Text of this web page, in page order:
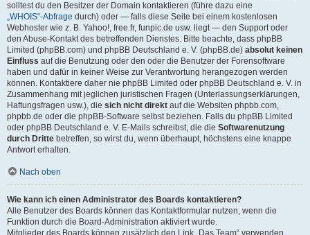
solltest du den Besitzer der Domain kontaktieren (führe dazu eine
„WHOIS“-Abfrage durch) oder — falls diese Seite bei einem kostenlosen
Webhoster wie z. B. Yahoo!, free.fr, funpic.de usw. liegt — den Support oder
den Abuse-Kontakt des betreffenden Dienstes. Bitte beachte, dass phpBB
Limited (phpBB.com) und phpBB Deutschland e. V. (phpBB.de) absolut keinen
Einfluss auf die Benutzung oder den oder die Benutzer der Forensoftware
haben und dafür in keiner Weise zur Verantwortung herangezogen werden
können. Kontaktiere daher nie phpBB Limited oder phpBB Deutschland e. V. in
Zusammenhang mit jeglichen juristischen Fragen (Unterlassungserklärungen,
Haftungsfragen usw.), die sich nicht direkt auf die Websiten phpbb.com,
phpbb.de oder die phpBB-Software selbst beziehen. Falls du phpBB Limited
oder phpBB Deutschland e. V. E-Mails schreibst, die die Softwarenutzung
durch Dritte betreffen, so wirst du, wenn überhaupt, höchstens eine knappe
Antwort erhalten.
Nach oben
Wie kann ich einen Administrator des Boards kontaktieren?
Alle Benutzer des Boards können das Kontaktformular nutzen, wenn die
Funktion durch die Board-Administration aktiviert wurde.
Mitglieder des Boards können zusätzlich den Link „Das Team“ verwenden.